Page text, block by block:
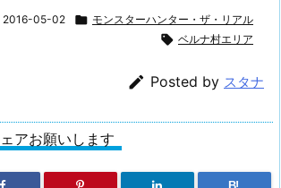
2016-05-02  モンスターハンター・ザ・リアル
 ベルナ村エリア
 Posted by スタナ
アお願いします